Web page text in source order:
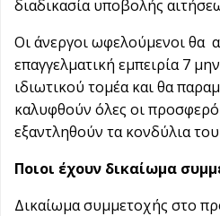
διαδικασία υποβολής
Οι άνεργοι ωφελούμενοι θα
επαγγελματική εμπειρία 7
ιδιωτικού τομέα και θα
καλυφθούν όλες οι
εξαντληθούν τα κονδύλια
Ποιοι έχουν δικαίωμα
Δικαίωμα συμμετοχής στο